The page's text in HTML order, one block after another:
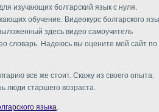
изучающих болгарский язык с нуля.
обучение. Видеокурс болгарского
здесь видео самоучитель
словарь. Надеюсь вы оцените мой сайт по
все же стоит. Скажу из своего опыта.
люди старшего возраста.
языка.